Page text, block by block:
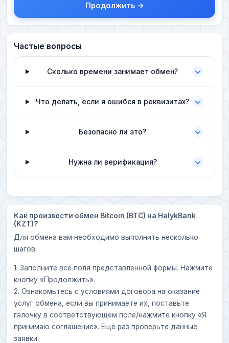
Продолжить →
Частые вопросы
Сколько времени занимает обмен?
Что делать, если я ошибся в реквизитах?
Безопасно ли это?
Нужна ли верификация?
Как произвести обмен Bitcoin (BTC) на HalykBank
(KZT)?
Для обмена вам необходимо выполнить несколько
шагов:
1. Заполните все поля представленной формы. Нажмите
кнопку «Продолжить».
2. Ознакомьтесь с условиями договора на оказание
услуг обмена, если вы принимаете их, поставьте
галочку в соответствующем поле/нажмите кнопку «Я
принимаю соглашение». Еще раз проверьте данные
заявки.